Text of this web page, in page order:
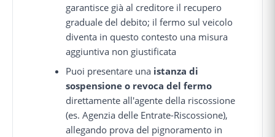
garantisce già al creditore il recupero
graduale del debito; il fermo sul veicolo
diventa in questo contesto una misura
aggiuntiva non giustificata
Puoi presentare una istanza di
sospensione o revoca del fermo
direttamente all'agente della riscossione
(es. Agenzia delle Entrate-Riscossione),
allegando prova del pignoramento in